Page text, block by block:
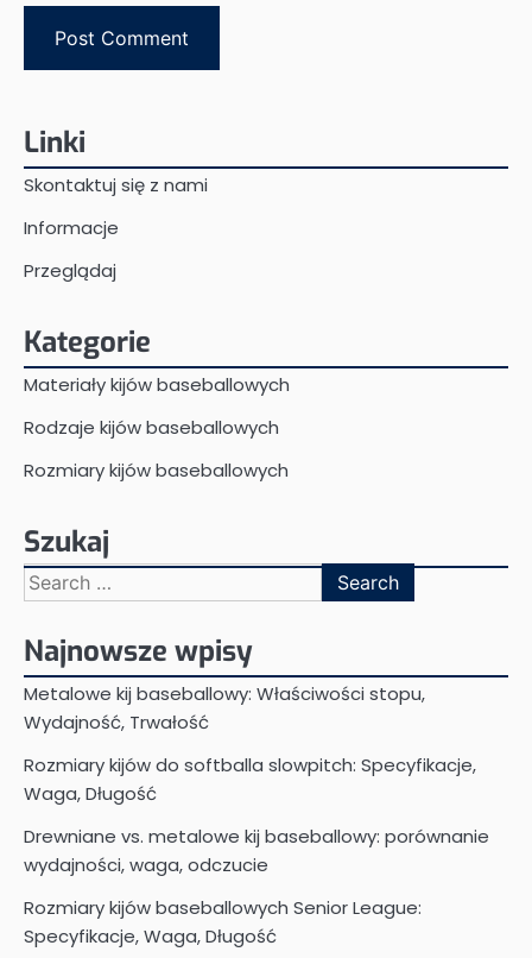
Linki
Skontaktuj się z nami
Informacje
Przeglądaj
Kategorie
Materiały kijów baseballowych
Rodzaje kijów baseballowych
Rozmiary kijów baseballowych
Szukaj
Search
for:
Najnowsze wpisy
Metalowe kij baseballowy: Właściwości stopu,
Wydajność, Trwałość
Rozmiary kijów do softballa slowpitch: Specyfikacje,
Waga, Długość
Drewniane vs. metalowe kij baseballowy: porównanie
wydajności, waga, odczucie
Rozmiary kijów baseballowych Senior League:
Specyfikacje, Waga, Długość